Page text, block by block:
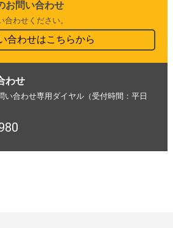
お問い合わせ
わせください。
合わせはこちらから
わせ
い合わせ専用ダイヤル（受付時間：平日